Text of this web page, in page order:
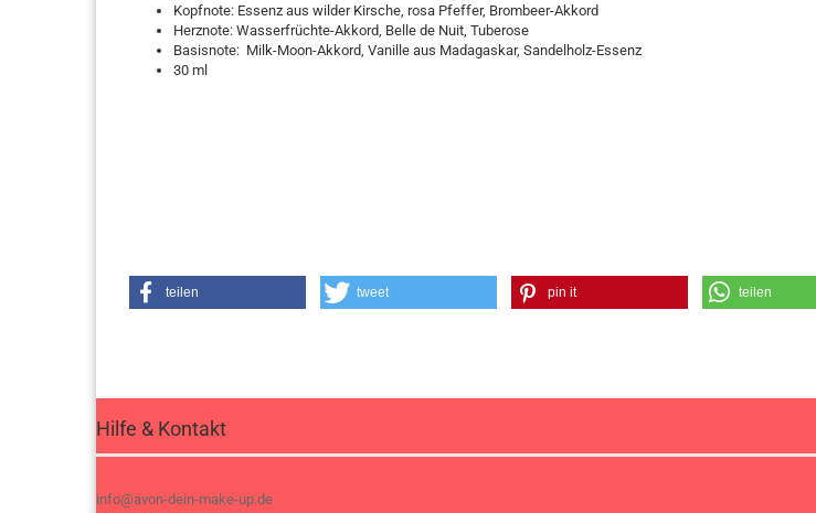
Kopfnote: Essenz aus wilder Kirsche, rosa Pfeffer, Brombeer-Akkord
Herznote: Wasserfrüchte-Akkord, Belle de Nuit, Tuberose
Basisnote: Milk-Moon-Akkord, Vanille aus Madagaskar, Sandelholz-Essenz
30 ml
teilen tweet pin it teilen
Hilfe & Kontakt
info@avon-dein-make-up.de